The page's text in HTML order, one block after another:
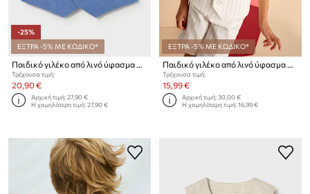
-25%
ΕΞΤΡΑ -5% ΜΕ ΚΩΔΙΚΟ*
Παιδικό γιλέκο από λινό ύφασμα Mayoral
Τρέχουσα τιμή:
20,90 €
Αρχική τιμή:27,90 €
Η χαμηλότερη τιμή:27,90 €
ΕΞΤΡΑ -5% ΜΕ ΚΩΔΙΚΟ*
Παιδικό γιλέκο από λινό ύφασμα Mayoral
Τρέχουσα τιμή:
15,99 €
Αρχική τιμή:30,00 €
Η χαμηλότερη τιμή:16,99 €